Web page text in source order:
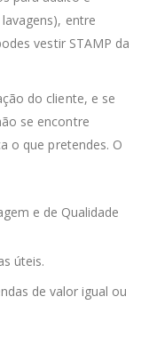
entre
vestir STAMP da
do cliente, e se
se encontre
o que pretendes. O
e de Qualidade
úteis.
de valor igual ou